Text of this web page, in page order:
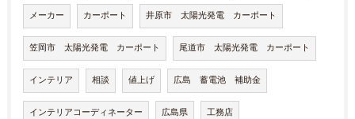
メーカー カーポート 井原市 太陽光発電 カーポート
笠岡市 太陽光発電 カーポート 尾道市 太陽光発電 カーポート
インテリア 相談 値上げ 広島 蓄電池 補助金
インテリアコーディネーター 広島県 工務店